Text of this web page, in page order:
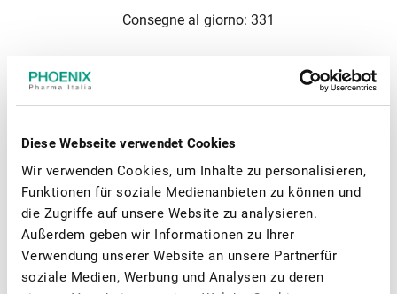
Diese Webseite verwendet Cookies
Wir verwenden Cookies, um Inhalte zu personalisieren,
Funktionen für soziale Medienanbieten zu können und
die Zugriffe auf unsere Website zu analysieren.
Außerdem geben wir Informationen zu Ihrer
Verwendung unserer Website an unsere Partnerfür
soziale Medien, Werbung und Analysen zu deren
Consegne al giorno: 331
Altri servizi: Distribuzione per conto, gestione Transfer
Orari
Lunedì - Venerdì: 07:00 - 19:30